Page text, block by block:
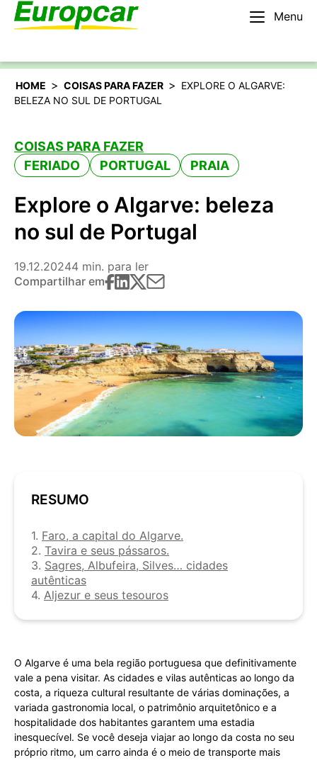
Menu
Português
HOME > COISAS PARA FAZER > EXPLORE O ALGARVE:
BELEZA NO SUL DE PORTUGAL
COISAS PARA FAZER
FERIADO
PORTUGAL PRAIA
Explore o Algarve: beleza
no sul de Portugal
19.12.20244 min. para ler
Compartilhar em
RESUMO
1. Faro, a capital do Algarve.
2. Tavira e seus pássaros.
3. Sagres, Albufeira, Silves… cidades
autênticas
4. Aljezur e seus tesouros
O Algarve é uma bela região portuguesa que definitivamente
vale a pena visitar. As cidades e vilas autênticas ao longo da
costa, a riqueza cultural resultante de várias dominações, a
variada gastronomia local, o patrimônio arquitetônico e a
hospitalidade dos habitantes garantem uma estadia
inesquecível. Se você deseja viajar ao longo da costa no seu
próprio ritmo, um carro ainda é o meio de transporte mais